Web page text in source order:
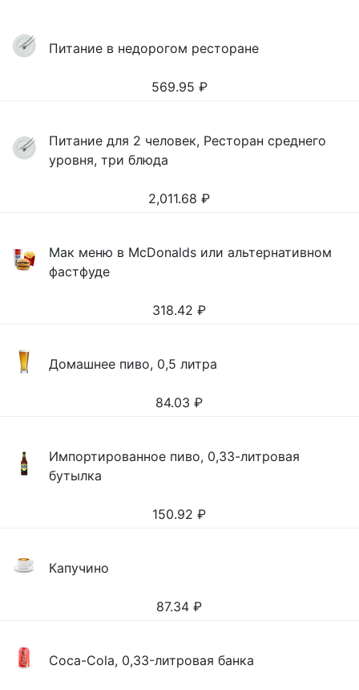
Питание в недорогом ресторане
569.95 ₽
Питание для 2 человек, Ресторан среднего
уровня, три блюда
2,011.68 ₽
Мак меню в McDonalds или альтернативном
фастфуде
318.42 ₽
Домашнее пиво, 0,5 литра
84.03 ₽
Импортированное пиво, 0,33-литровая
бутылка
150.92 ₽
Капучино
87.34 ₽
Coca-Cola, 0,33-литровая банка